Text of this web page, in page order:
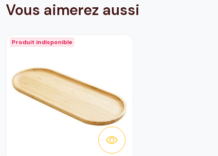
Vous aimerez aussi
Produit indisponible
DÉTAILS